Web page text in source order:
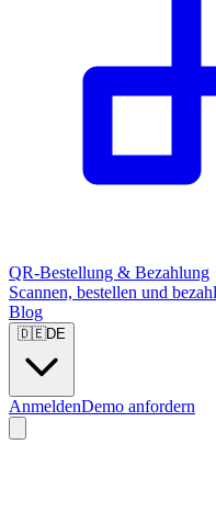
QR-Bestellung & Bezahlung
Scannen, bestellen und
Blog
🇩🇪DE
AnmeldenDemo anfordern